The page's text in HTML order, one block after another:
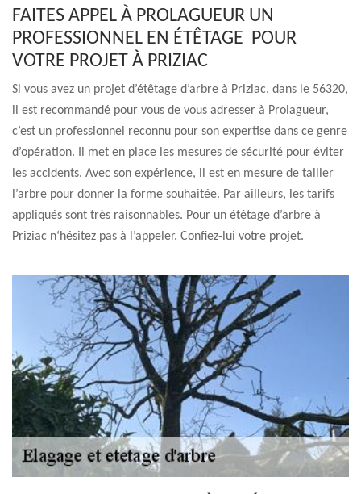
FAITES APPEL À PROLAGUEUR UN
PROFESSIONNEL EN ÉTÊTAGE POUR
VOTRE PROJET À PRIZIAC
Si vous avez un projet d’étêtage d’arbre à Priziac, dans le 56320,
il est recommandé pour vous de vous adresser à Prolagueur,
c’est un professionnel reconnu pour son expertise dans ce genre
d’opération. Il met en place les mesures de sécurité pour éviter
les accidents. Avec son expérience, il est en mesure de tailler
l’arbre pour donner la forme souhaitée. Par ailleurs, les tarifs
appliqués sont très raisonnables. Pour un étêtage d’arbre à
Priziac n‘hésitez pas à l’appeler. Confiez-lui votre projet.